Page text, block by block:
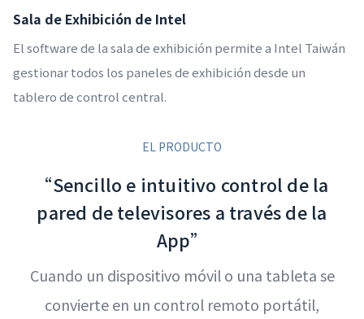
Sala de Exhibición de Intel
El software de la sala de exhibición permite a Intel Taiwán
gestionar todos los paneles de exhibición desde un
tablero de control central.
EL PRODUCTO
“Sencillo e intuitivo control de la
pared de televisores a través de la
App”
Cuando un dispositivo móvil o una tableta se
convierte en un control remoto portátil,